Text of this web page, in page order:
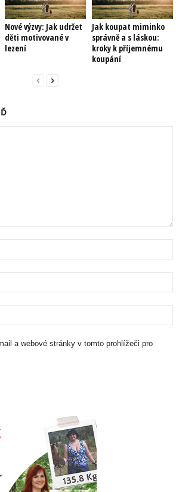
Nové výzvy: Jak udržet
děti motivované v
lezení
Jak koupat miminko
správně a s láskou:
kroky k příjemnému
koupání
a webové stránky v tomto prohlížeči pro